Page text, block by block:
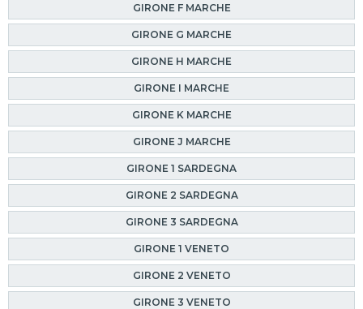
GIRONE F MARCHE
GIRONE G MARCHE
GIRONE H MARCHE
GIRONE I MARCHE
GIRONE K MARCHE
GIRONE J MARCHE
GIRONE 1 SARDEGNA
GIRONE 2 SARDEGNA
GIRONE 3 SARDEGNA
GIRONE 1 VENETO
GIRONE 2 VENETO
GIRONE 3 VENETO